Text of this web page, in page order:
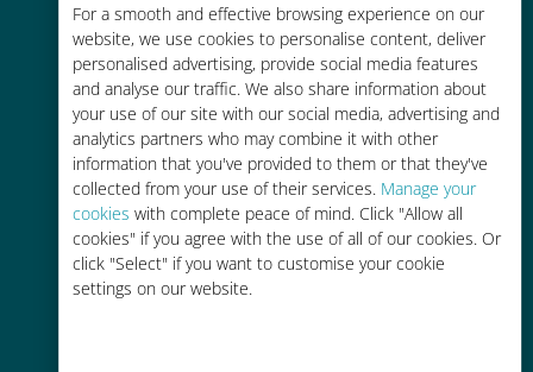
For a smooth and effective browsing experience on our
website, we use cookies to personalise content, deliver
personalised advertising, provide social media features
and analyse our traffic. We also share information about
your use of our site with our social media, advertising and
analytics partners who may combine it with other
information that you've provided to them or that they've
collected from your use of their services. Manage your
cookies with complete peace of mind. Click "Allow all
cookies" if you agree with the use of all of our cookies. Or
click "Select" if you want to customise your cookie
settings on our website.
コストパフォーマンス
お客様が普段お使いのキャリアでロ
ーミングサービスを使った場合に比
べて最大で90％の節約が可能です。